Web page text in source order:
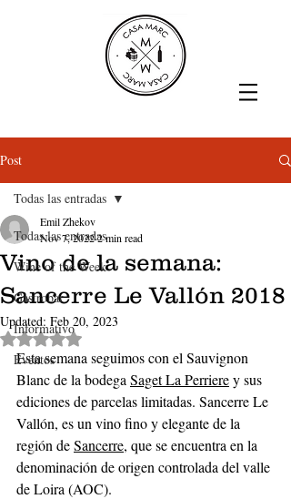
Post
Todas las entradas
Wine of the Week
Gastrobar
Informativo
Eventos
Todas las entradas
Vino de la semana:
Sancerre Le Vallón 2018
Emil Zhekov
Nov 7, 20222 min read
Updated: Feb 20, 2023
Rated NaN out of 5 stars.
Esta semana seguimos con el Sauvignon
Blanc de la bodega Saget La Perriere y sus
ediciones de parcelas limitadas. Sancerre Le
Vallón, es un vino fino y elegante de la
región de Sancerre, que se encuentra en la
denominación de origen controlada del valle
de Loira (AOC).